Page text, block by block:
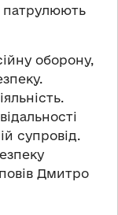
патрулюють
оборону,
супровід.
Дмитро